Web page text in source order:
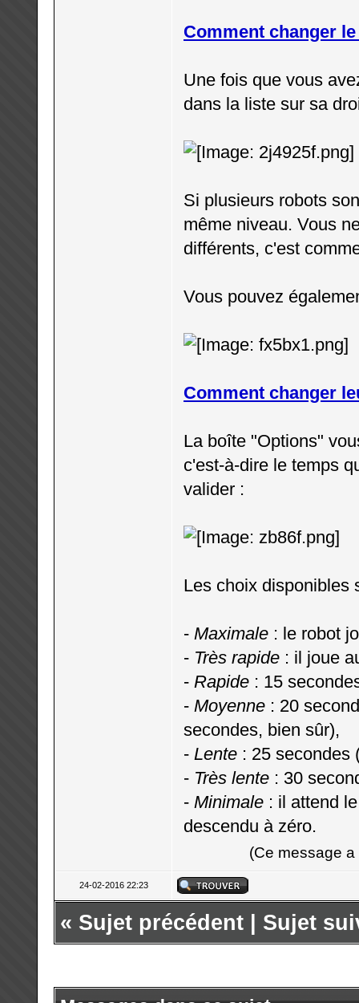
Comment changer
Une fois que vous
dans la liste sur sa
Si plusieurs robots
même niveau. Vous
différents, c'est
Vous pouvez
Comment changer
La boîte "Options"
c'est-à-dire le temps
valider :
Les choix disponibles
- Maximale : le robot
- Très rapide : il joue
- Rapide : 15
- Moyenne : 20
secondes, bien sûr),
- Lente : 25 secondes
- Très lente : 30
- Minimale : il attend
descendu à zéro.
(Ce message
24-02-2016 22:23
« Sujet précédent | Sujet